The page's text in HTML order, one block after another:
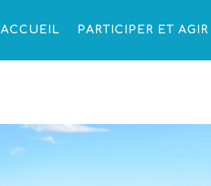
ACCUEIL PARTICIPER ET AGIR